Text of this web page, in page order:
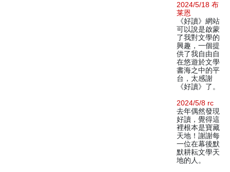
2024/5/18 布
莱恩
《好讀》網站
可以說是啟蒙
了我對文學的
興趣，一個提
供了我自由自
在悠遊於文學
書海之中的平
台，太感謝
《好讀》了。
2024/5/8 rc
去年偶然發現
好讀，覺得這
裡根本是寶藏
天地！謝謝每
一位在幕後默
默耕耘文學天
地的人。